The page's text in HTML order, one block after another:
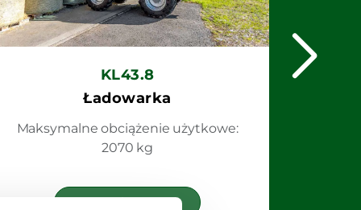
KL43.8
Ładowarka
Maksymalne obciążenie użytkowe:
2070 kg
Zobacz